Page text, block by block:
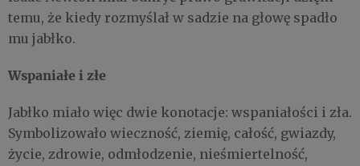
temu, że kiedy rozmyślał w sadzie na głowę spadło
mu jabłko.
Wspaniałe i złe
Jabłko miało więc dwie konotacje: wspaniałości i zła.
Symbolizowało wieczność, ziemię, całość, gwiazdy,
życie, zdrowie, odmłodzenie, nieśmiertelność,